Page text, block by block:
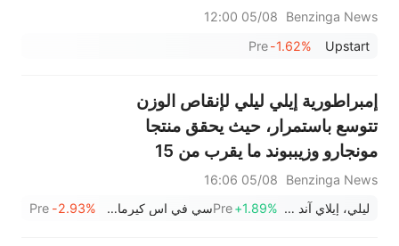
Benzinga News
05/08 12:00
Upstart
-1.62%
Pre
إمبراطورية إيلي ليلي لإنقاص الوزن
تتوسع باستمرار، حيث يحقق منتجا
مونجارو وزيببوند ما يقرب من 15
مليار دولار.
Benzinga News
05/08 16:06
ليلي، إيلاي آند كو +1.89%
Pre سي في اس كيرمارك -2.93%
Pre